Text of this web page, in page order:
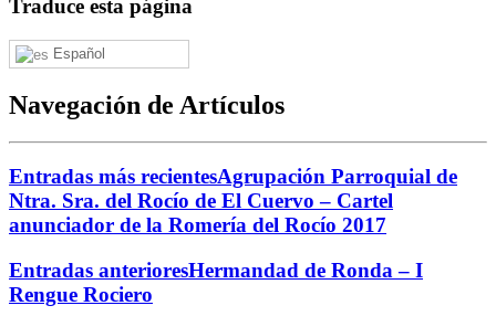
Traduce esta página
Español
Navegación de Artículos
Entradas más recientesAgrupación Parroquial de
Ntra. Sra. del Rocío de El Cuervo – Cartel
anunciador de la Romería del Rocío 2017
Entradas anterioresHermandad de Ronda – I
Rengue Rociero